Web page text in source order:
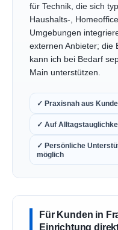
für Technik, die sich
Haushalts-,
Umgebungen
externen Anbieter; die
kann ich bei Bedarf
Main unterstützen.
✓ Praxisnah aus
✓ Auf
✓ Persönliche
möglich
Für Kunden in
Einrichtung